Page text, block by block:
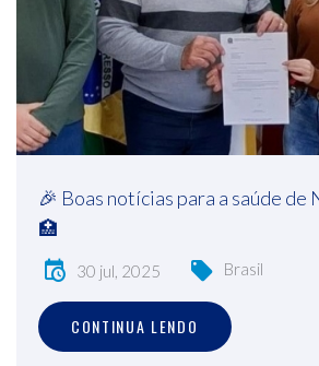
🎉 Boas notícias para a saúde de
🏥
30 jul, 2025 Brasil
CONTINUA LENDO